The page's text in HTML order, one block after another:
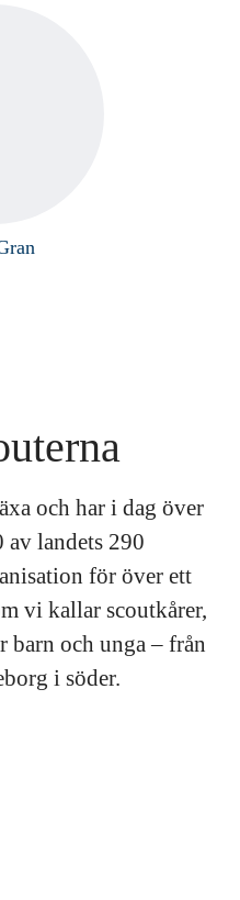
och har i dag över
av landets 290
för över ett
vi kallar scoutkårer,
barn och unga – från
i söder.